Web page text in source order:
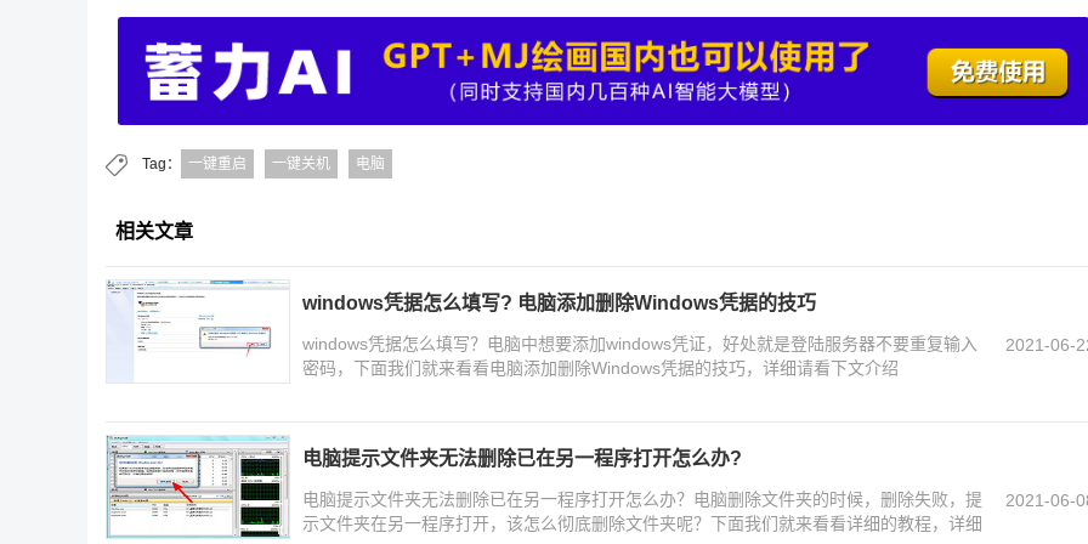
Tag： 一键重启 一键关机 电脑
相关文章
windows凭据怎么填写? 电脑添加删除Windows凭据的技巧
windows凭据怎么填写？电脑中想要添加windows凭证，好处就是登陆服务器不要重复输入
密码，下面我们就来看看电脑添加删除Windows凭据的技巧，详细请看下文介绍
2021-06-
电脑提示文件夹无法删除已在另一程序打开怎么办?
电脑提示文件夹无法删除已在另一程序打开怎么办？电脑删除文件夹的时候，删除失败，提
示文件夹在另一程序打开，该怎么彻底删除文件夹呢？下面我们就来看看详细的教程，详细
2021-06-